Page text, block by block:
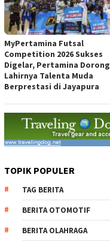
MyPertamina Futsal
Competition 2026 Sukses
Digelar, Pertamina Dorong
Lahirnya Talenta Muda
Berprestasi di Jayapura
TOPIK POPULER
TAG BERITA
BERITA OTOMOTIF
BERITA OLAHRAGA